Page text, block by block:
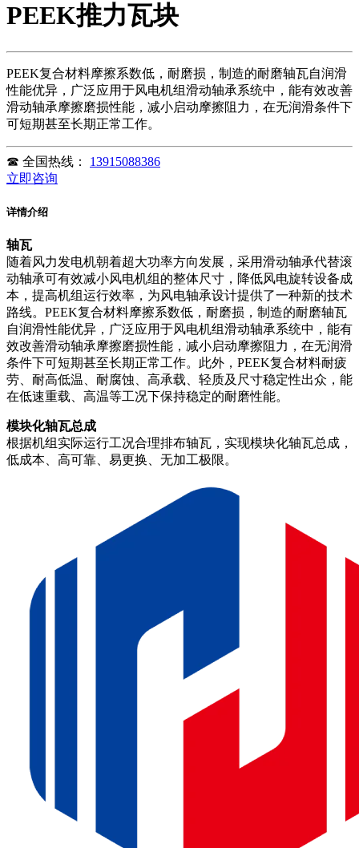
PEEK推力瓦块
PEEK复合材料摩擦系数低，耐磨损，制造的耐磨轴瓦自润滑
性能优异，广泛应用于风电机组滑动轴承系统中，能有效改善
滑动轴承摩擦磨损性能，减小启动摩擦阻力，在无润滑条件下
可短期甚至长期正常工作。
☎ 全国热线： 13915088386
立即咨询
详情介绍
轴瓦
随着风力发电机朝着超大功率方向发展，采用滑动轴承代替滚
动轴承可有效减小风电机组的整体尺寸，降低风电旋转设备成
本，提高机组运行效率，为风电轴承设计提供了一种新的技术
路线。PEEK复合材料摩擦系数低，耐磨损，制造的耐磨轴瓦
自润滑性能优异，广泛应用于风电机组滑动轴承系统中，能有
效改善滑动轴承摩擦磨损性能，减小启动摩擦阻力，在无润滑
条件下可短期甚至长期正常工作。此外，PEEK复合材料耐疲
劳、耐高低温、耐腐蚀、高承载、轻质及尺寸稳定性出众，能
在低速重载、高温等工况下保持稳定的耐磨性能。
模块化轴瓦总成
根据机组实际运行工况合理排布轴瓦，实现模块化轴瓦总成，
低成本、高可靠、易更换、无加工极限。